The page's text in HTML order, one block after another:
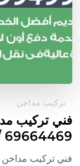
تركيب مداخن
فني تركيب
69664469 / تركيب مداخن هود مطابخ مطاعم
فني تركيب مداخن